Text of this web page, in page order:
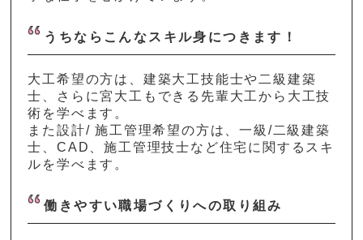
うちならこんなスキル身につきます！
大工希望の方は、建築大工技能士や二級建築
士、さらに宮大工もできる先輩大工から大工技
術を学べます。
また設計/ 施工管理希望の方は、一級/二級建築
士、CAD、施工管理技士など住宅に関するスキ
ルを学べます。
働きやすい職場づくりへの取り組み